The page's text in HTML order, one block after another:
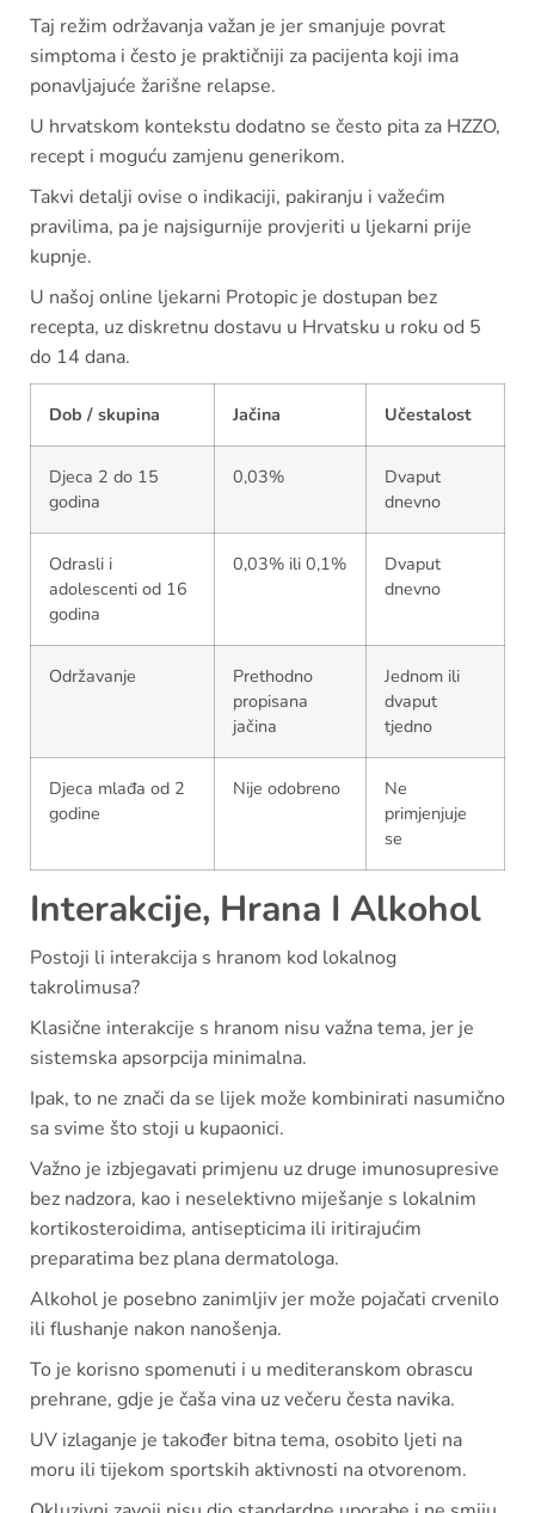
Taj režim održavanja važan je jer smanjuje povrat
simptoma i često je praktičniji za pacijenta koji ima
ponavljajuće žarišne relapsе.
U hrvatskom kontekstu dodatno se često pita za HZZO,
recept i moguću zamjenu generikom.
Takvi detalji ovise o indikaciji, pakiranju i važećim
pravilima, pa je najsigurnije provjeriti u ljekarni prije
kupnje.
U našoj online ljekarni Protopic je dostupan bez
recepta, uz diskretnu dostavu u Hrvatsku u roku od 5
do 14 dana.
Dob / skupina Jačina Učestalost
Djeca 2 do 15
godina
0,03%
Dvaput
dnevno
Odrasli i
adolescenti od 16
godina
0,03% ili 0,1%
Dvaput
dnevno
Održavanje
Prethodno
propisana
jačina
Jednom ili
dvaput
tjedno
Djeca mlađa od 2
godine
Nije odobreno
Ne
primjenjuje
se
Interakcije, Hrana I Alkohol
Postoji li interakcija s hranom kod lokalnog
takrolimusa?
Klasične interakcije s hranom nisu važna tema, jer je
sistemska apsorpcija minimalna.
Ipak, to ne znači da se lijek može kombinirati nasumično
sa svime što stoji u kupaonici.
Važno je izbjegavati primjenu uz druge imunosupresive
bez nadzora, kao i neselektivno miješanje s lokalnim
kortikosteroidima, antisepticima ili iritirajućim
preparatima bez plana dermatologa.
Alkohol je posebno zanimljiv jer može pojačati crvenilo
ili flushanje nakon nanošenja.
To je korisno spomenuti i u mediteranskom obrascu
prehrane, gdje je čaša vina uz večeru česta navika.
UV izlaganje je također bitna tema, osobito ljeti na
moru ili tijekom sportskih aktivnosti na otvorenom.